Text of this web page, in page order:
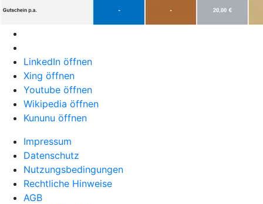
LinkedIn öffnen
Xing öffnen
Youtube öffnen
Wikipedia öffnen
Kununu öffnen
Impressum
Datenschutz
Nutzungsbedingungen
Rechtliche Hinweise
AGB